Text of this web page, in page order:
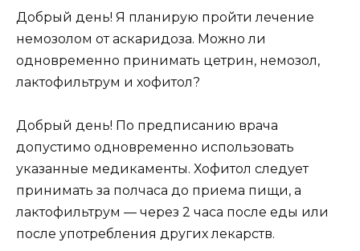
Добрый день! Я планирую пройти лечение
немозолом от аскаридоза. Можно ли
одновременно принимать цетрин, немозол,
лактофильтрум и хофитол?
Добрый день! По предписанию врача
допустимо одновременно использовать
указанные медикаменты. Хофитол следует
принимать за полчаса до приема пищи, а
лактофильтрум — через 2 часа после еды или
после употребления других лекарств.